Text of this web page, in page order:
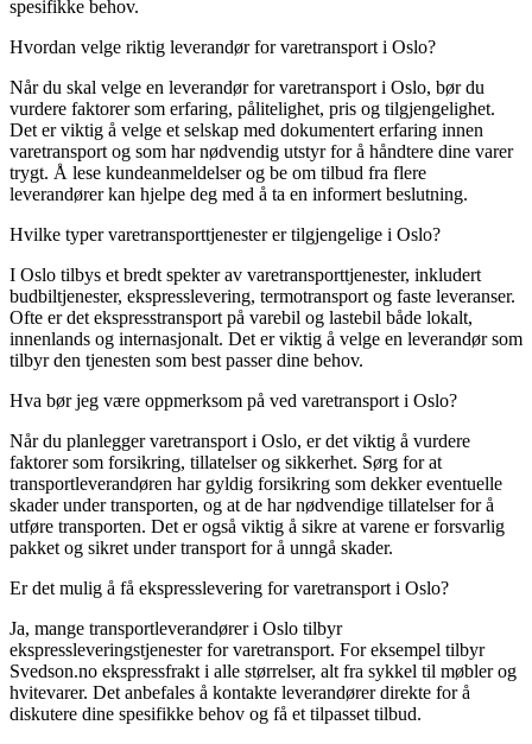
spesifikke behov.
Hvordan velge riktig leverandør for varetransport i Oslo?
Når du skal velge en leverandør for varetransport i Oslo, bør du
vurdere faktorer som erfaring, pålitelighet, pris og tilgjengelighet.
Det er viktig å velge et selskap med dokumentert erfaring innen
varetransport og som har nødvendig utstyr for å håndtere dine varer
trygt. Å lese kundeanmeldelser og be om tilbud fra flere
leverandører kan hjelpe deg med å ta en informert beslutning.
Hvilke typer varetransporttjenester er tilgjengelige i Oslo?
I Oslo tilbys et bredt spekter av varetransporttjenester, inkludert
budbiltjenester, ekspresslevering, termotransport og faste leveranser.
Ofte er det ekspresstransport på varebil og lastebil både lokalt,
innenlands og internasjonalt. Det er viktig å velge en leverandør som
tilbyr den tjenesten som best passer dine behov.
Hva bør jeg være oppmerksom på ved varetransport i Oslo?
Når du planlegger varetransport i Oslo, er det viktig å vurdere
faktorer som forsikring, tillatelser og sikkerhet. Sørg for at
transportleverandøren har gyldig forsikring som dekker eventuelle
skader under transporten, og at de har nødvendige tillatelser for å
utføre transporten. Det er også viktig å sikre at varene er forsvarlig
pakket og sikret under transport for å unngå skader.
Er det mulig å få ekspresslevering for varetransport i Oslo?
Ja, mange transportleverandører i Oslo tilbyr
ekspressleveringstjenester for varetransport. For eksempel tilbyr
Svedson.no ekspressfrakt i alle størrelser, alt fra sykkel til møbler og
hvitevarer. Det anbefales å kontakte leverandører direkte for å
diskutere dine spesifikke behov og få et tilpasset tilbud.